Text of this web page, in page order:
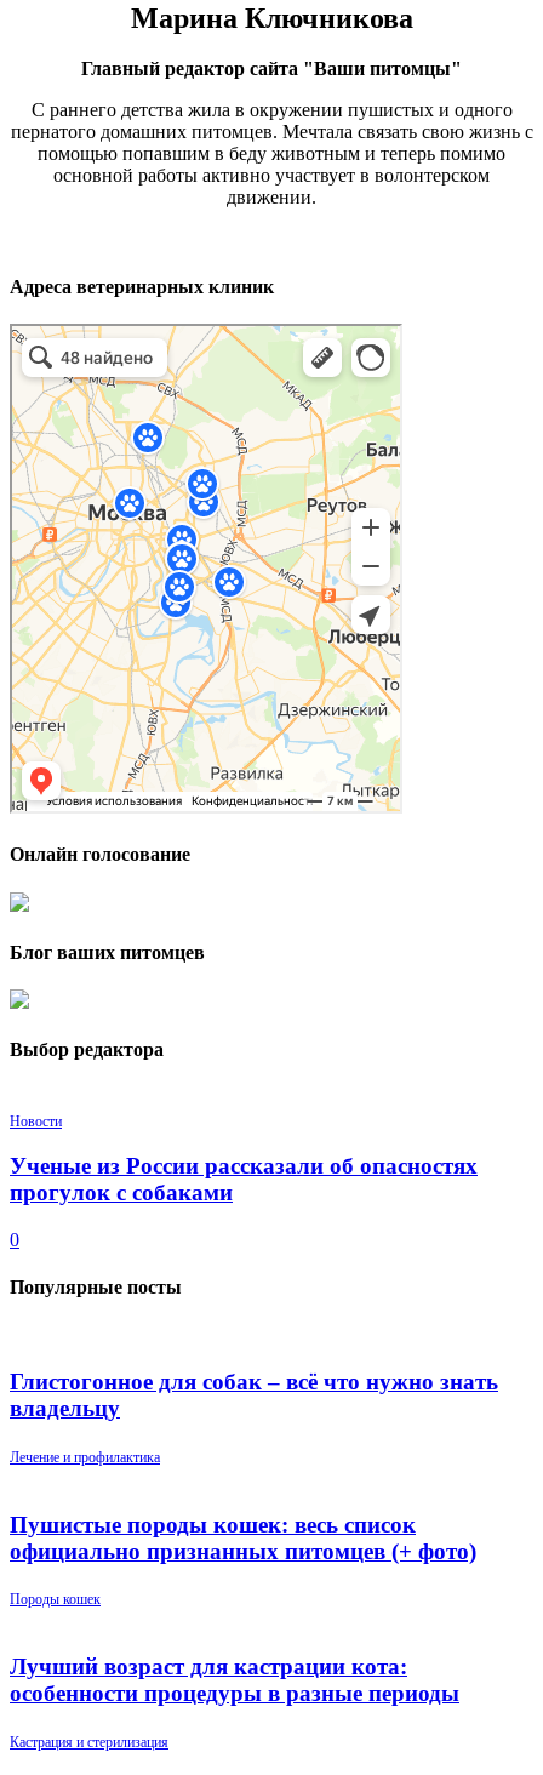
Марина Ключникова
Главный редактор сайта "Ваши питомцы"
С раннего детства жила в окружении пушистых и одного
пернатого домашних питомцев. Мечтала связать свою жизнь с
помощью попавшим в беду животным и теперь помимо
основной работы активно участвует в волонтерском
движении.
Адреса ветеринарных клиник
Онлайн голосование
Блог ваших питомцев
Выбор редактора
Новости
Ученые из России рассказали об опасностях
прогулок с собаками
0
Популярные посты
Глистогонное для собак – всё что нужно знать
владельцу
Лечение и профилактика
Пушистые породы кошек: весь список
официально признанных питомцев (+ фото)
Породы кошек
Лучший возраст для кастрации кота:
особенности процедуры в разные периоды
Кастрация и стерилизация